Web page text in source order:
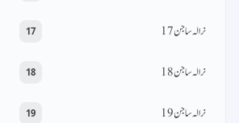
17 نرالہ ساجن 17
18 نرالہ ساجن 18
19 نرالہ ساجن 19